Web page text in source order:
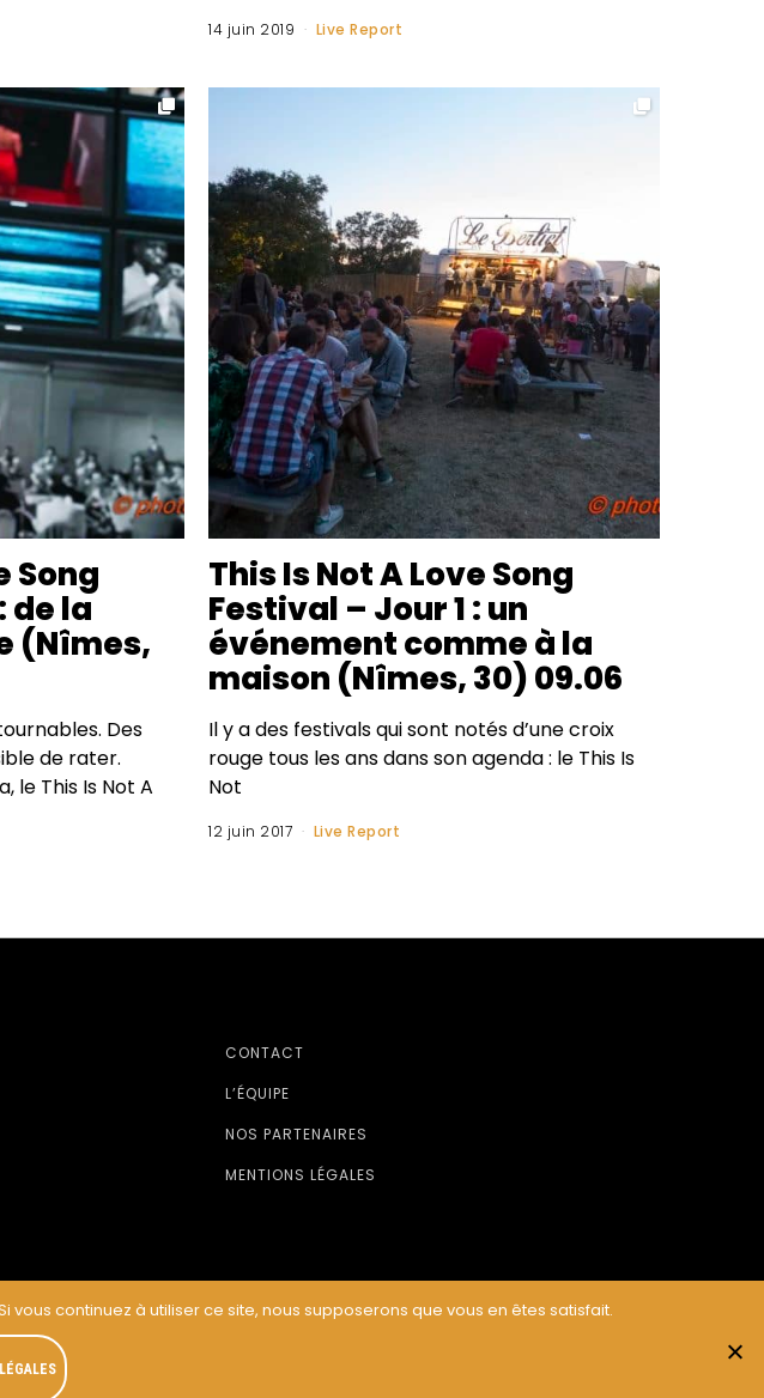
14 juin 2019 Live Report
Song
de la
(Nîmes,
Des
de rater.
le This Is Not A
This Is Not A Love Song
Festival – Jour 1 : un
événement comme à la
maison (Nîmes, 30) 09.06
Il y a des festivals qui sont notés d’une croix
rouge tous les ans dans son agenda : le This Is
Not
12 juin 2017 Live Report
CONTACT
L’ÉQUIPE
NOS PARTENAIRES
MENTIONS LÉGALES
continuez à utiliser ce site, nous supposerons que vous en êtes satisfait.